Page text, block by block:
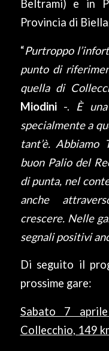
Beltrami) e in
Provincia di
“Purtroppo
punto di
quella di
Miodini-. È
specialmente a
tant’è.
buon Palio del
di punta, nel
anche
crescere. Nelle
segnali positivi
Di seguito il
prossime gare:
Sabato 7
Collecchio, 149